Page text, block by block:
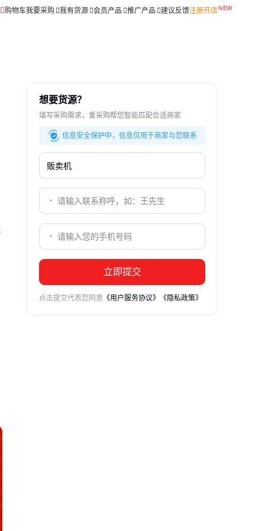
购物车我要采购 我有货源 会员产品 推广产品 建议反馈注册开店
想要货源？
填写采购需求，爱采购帮您智能匹配合适商家
信息安全保护中，信息仅用于商家与您联系
立即提交
点击提交代表您同意 《用户服务协议》 《隐私政策》